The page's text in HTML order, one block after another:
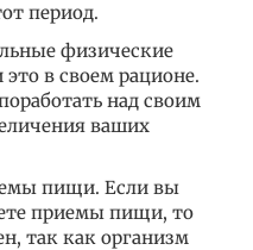
период.
физические
в своем рационе.
над своим
ваших
пищи. Если вы
приемы пищи, то
так как организм